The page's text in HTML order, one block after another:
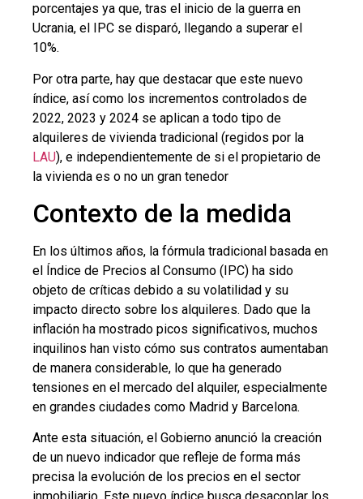
porcentajes ya que, tras el inicio de la guerra en
Ucrania, el IPC se disparó, llegando a superar el
10%.
Por otra parte, hay que destacar que este nuevo
índice, así como los incrementos controlados de
2022, 2023 y 2024 se aplican a todo tipo de
alquileres de vivienda tradicional (regidos por la
LAU), e independientemente de si el propietario de
la vivienda es o no un gran tenedor
Contexto de la medida
En los últimos años, la fórmula tradicional basada en
el Índice de Precios al Consumo (IPC) ha sido
objeto de críticas debido a su volatilidad y su
impacto directo sobre los alquileres. Dado que la
inflación ha mostrado picos significativos, muchos
inquilinos han visto cómo sus contratos aumentaban
de manera considerable, lo que ha generado
tensiones en el mercado del alquiler, especialmente
en grandes ciudades como Madrid y Barcelona.
Ante esta situación, el Gobierno anunció la creación
de un nuevo indicador que refleje de forma más
precisa la evolución de los precios en el sector